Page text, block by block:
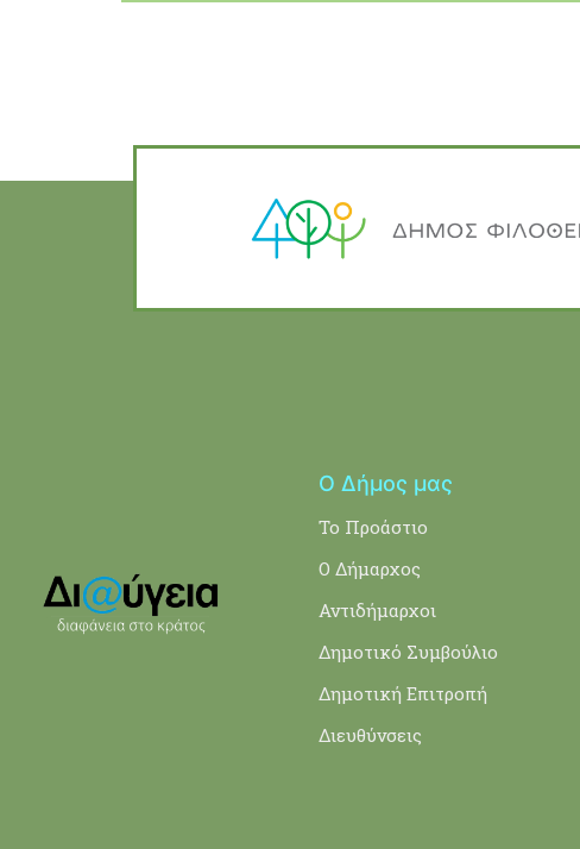
Ο Δήμος μας
Το Προάστιο
Ο Δήμαρχος
Αντιδήμαρχοι
Δημοτικό Συμβούλιο
Δημοτική Επιτροπή
Διευθύνσεις